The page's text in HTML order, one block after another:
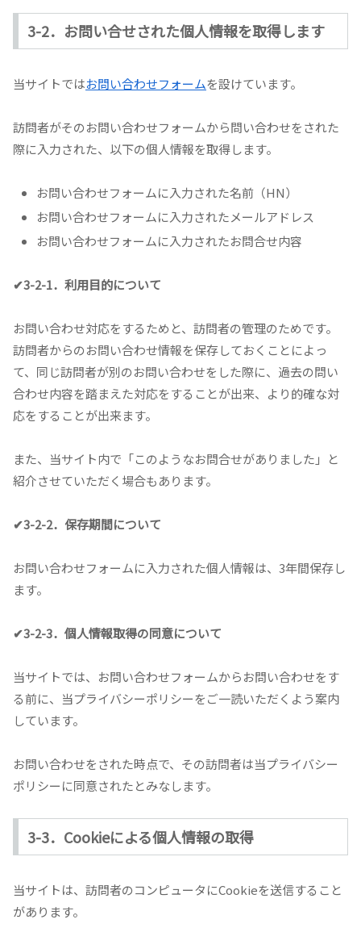
3-2．お問い合せされた個人情報を取得します
当サイトではお問い合わせフォームを設けています。
訪問者がそのお問い合わせフォームから問い合わせをされた
際に入力された、以下の個人情報を取得します。
お問い合わせフォームに入力された名前（HN）
お問い合わせフォームに入力されたメールアドレス
お問い合わせフォームに入力されたお問合せ内容
✔3-2-1．利用目的について
お問い合わせ対応をするためと、訪問者の管理のためです。
訪問者からのお問い合わせ情報を保存しておくことによっ
て、同じ訪問者が別のお問い合わせをした際に、過去の問い
合わせ内容を踏まえた対応をすることが出来、より的確な対
応をすることが出来ます。
また、当サイト内で「このようなお問合せがありました」と
紹介させていただく場合もあります。
✔3-2-2．保存期間について
お問い合わせフォームに入力された個人情報は、3年間保存し
ます。
✔3-2-3．個人情報取得の同意について
当サイトでは、お問い合わせフォームからお問い合わせをす
る前に、当プライバシーポリシーをご一読いただくよう案内
しています。
お問い合わせをされた時点で、その訪問者は当プライバシー
ポリシーに同意されたとみなします。
3-3．Cookieによる個人情報の取得
当サイトは、訪問者のコンピュータにCookieを送信すること
があります。